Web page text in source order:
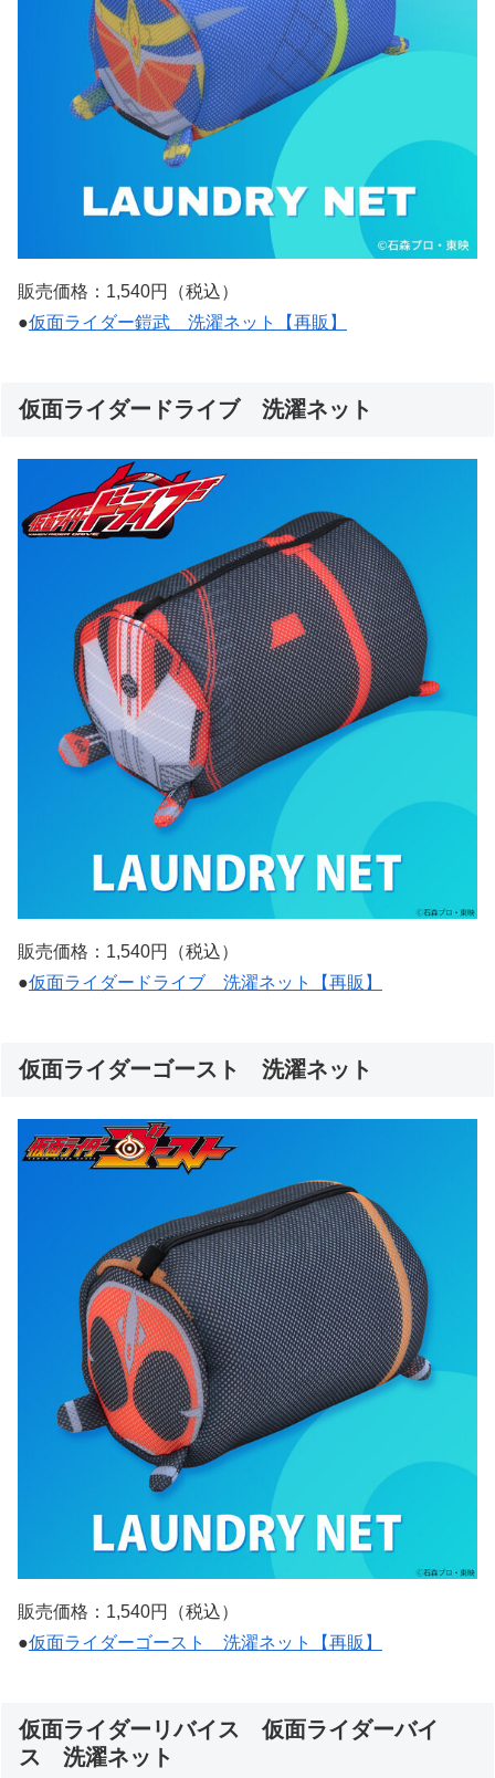
販売価格：1,540円（税込）
●仮面ライダー鎧武 洗濯ネット【再販】
仮面ライダードライブ 洗濯ネット
販売価格：1,540円（税込）
●仮面ライダードライブ 洗濯ネット【再販】
仮面ライダーゴースト 洗濯ネット
販売価格：1,540円（税込）
●仮面ライダーゴースト 洗濯ネット【再販】
仮面ライダーリバイス 仮面ライダーバイ
ス 洗濯ネット